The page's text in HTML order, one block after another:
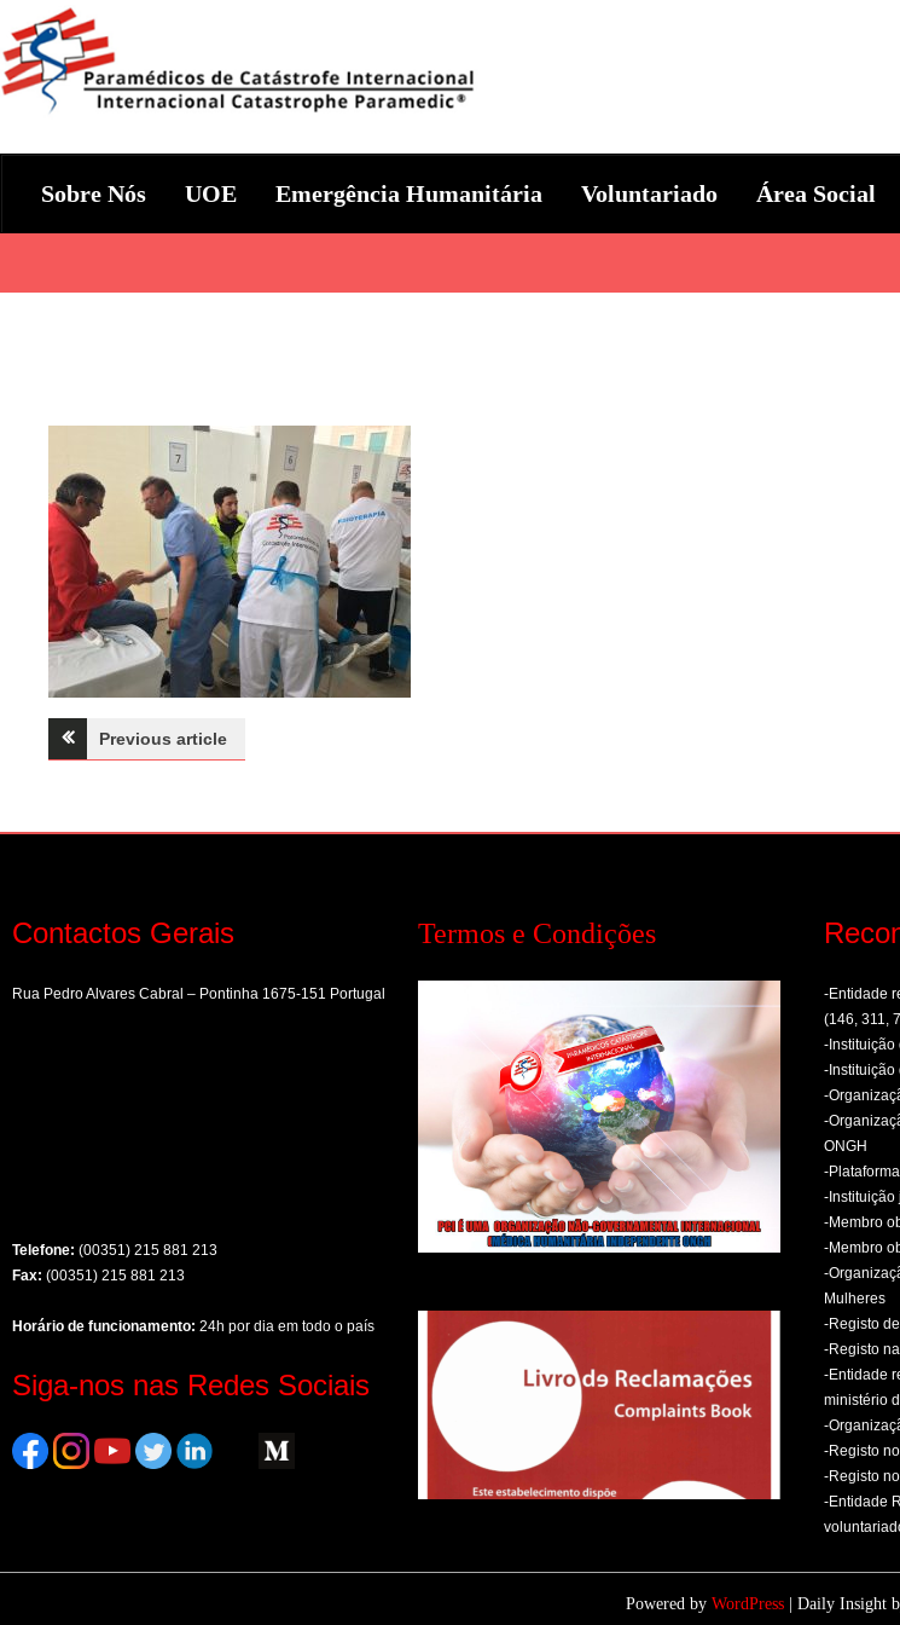
to
content
Sobre Nós UOE Emergência Humanitária Voluntariado Área Social
Navegação
artigos
Previous article
Contactos Gerais
Rua Pedro Alvares Cabral – Pontinha 1675-151 Portugal
Telefone: (00351) 215 881 213
Fax: (00351) 215 881 213
Horário de funcionamento: 24h por dia em todo o país
Siga-nos nas Redes Sociais
Termos e Condições
-Entidade
(146, 311,
-
-Instituição
-
-
ONGH
-
-Instituição
-Membro
-Membro
-
Mulheres
-Registo
-Registo
-Entidade
ministério
-
-Registo
-Registo
-Entidade
Powered by WordPress| Daily Insight